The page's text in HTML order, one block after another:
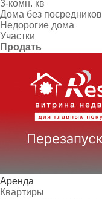
3-комн. кв
Дома без посредников
Недорогие дома
Участки
Продать
Аренда
Квартиры